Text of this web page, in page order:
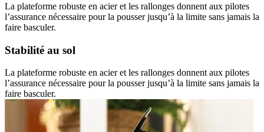
La plateforme robuste en acier et les rallonges donnent aux pilotes
l’assurance nécessaire pour la pousser jusqu’à la limite sans jamais la
faire basculer.
Stabilité au sol
La plateforme robuste en acier et les rallonges donnent aux pilotes
l’assurance nécessaire pour la pousser jusqu’à la limite sans jamais la
faire basculer.